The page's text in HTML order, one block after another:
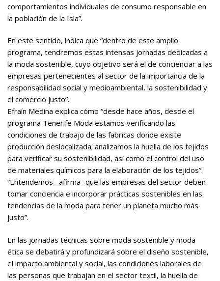
comportamientos individuales de consumo responsable en
la población de la Isla”.
En este sentido, indica que “dentro de este amplio
programa, tendremos estas intensas jornadas dedicadas a
la moda sostenible, cuyo objetivo será el de concienciar a las
empresas pertenecientes al sector de la importancia de la
responsabilidad social y medioambiental, la sostenibilidad y
el comercio justo”.
Efraín Medina explica cómo “desde hace años, desde el
programa Tenerife Moda estamos verificando las
condiciones de trabajo de las fabricas donde existe
producción deslocalizada; analizamos la huella de los tejidos
para verificar su sostenibilidad, así como el control del uso
de materiales químicos para la elaboración de los tejidos”.
“Entendemos –afirma- que las empresas del sector deben
tomar conciencia e incorporar prácticas sostenibles en las
tendencias de la moda para tener un planeta mucho más
justo”.
En las jornadas técnicas sobre moda sostenible y moda
ética se debatirá y profundizará sobre el diseño sostenible,
el impacto ambiental y social, las condiciones laborales de
las personas que trabajan en el sector textil, la huella de